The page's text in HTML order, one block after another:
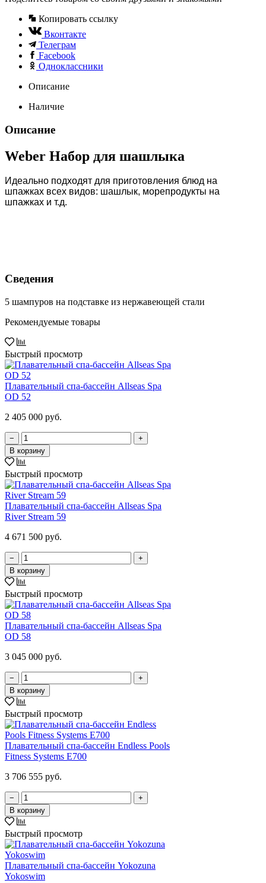
Копировать ссылку
Вконтакте
Телеграм
Facebook
Одноклассники
Описание
Наличие
Описание
Weber Набор для шашлыка
Идеально подходят для приготовления блюд на
шпажках всех видов: шашлык, морепродукты на
шпажках и т.д.
Сведения
5 шампуров на подставке из нержавеющей стали
Рекомендуемые товары
Быстрый просмотр
Плавательный спа-бассейн Allseas Spa
OD 52
2 405 000 руб.
−
+
В корзину
Быстрый просмотр
Плавательный спа-бассейн Allseas Spa
River Stream 59
4 671 500 руб.
−
+
В корзину
Быстрый просмотр
Плавательный спа-бассейн Allseas Spa
OD 58
3 045 000 руб.
−
+
В корзину
Быстрый просмотр
Плавательный спа-бассейн Endless Pools
Fitness Systems E700
3 706 555 руб.
−
+
В корзину
Быстрый просмотр
Плавательный спа-бассейн Yokozuna
Yokoswim